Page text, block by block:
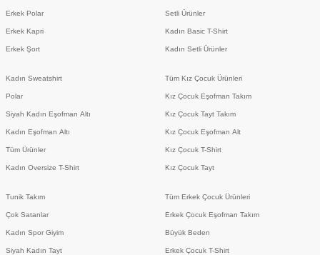
Erkek Polar
Erkek Kapri
Erkek Şort
Kadın Sweatshirt
Polar
Siyah Kadın Eşofman Altı
Kadın Eşofman Altı
Tüm Ürünler
Kadın Oversize T-Shirt
Tunik Takım
Çok Satanlar
Kadın Spor Giyim
Siyah Kadın Tayt
Setli Ürünler
Kadın Basic T-Shirt
Kadın Setli Ürünler
Tüm Kız Çocuk Ürünleri
Kız Çocuk Eşofman Takım
Kız Çocuk Tayt Takım
Kız Çocuk Eşofman Alt
Kız Çocuk T-Shirt
Kız Çocuk Tayt
Tüm Erkek Çocuk Ürünleri
Erkek Çocuk Eşofman Takım
Büyük Beden
Erkek Çocuk T-Shirt